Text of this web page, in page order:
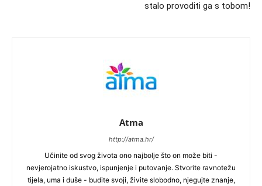
stalo provoditi ga s tobom!
Atma
http://atma.hr/
Učinite od svog života ono najbolje što on može biti -
nevjerojatno iskustvo, ispunjenje i putovanje. Stvorite ravnotežu
tijela, uma i duše - budite svoji, živite slobodno, njegujte znanje,